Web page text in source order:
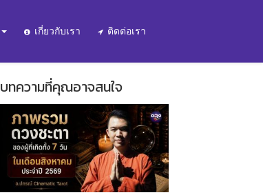
เกี่ยวกับเรา ติดต่อเรา
บทความที่คุณอาจสนใจ